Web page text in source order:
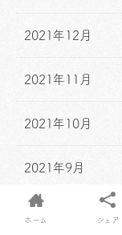
2021年12月
2021年11月
2021年10月
2021年9月
ホーム シェア